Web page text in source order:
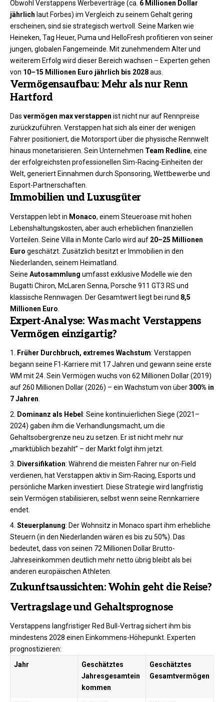
Obwohl Verstappens Werbeverträge (ca. 6 Millionen Dollar
jährlich laut Forbes) im Vergleich zu seinem Gehalt gering
erscheinen, sind sie strategisch wertvoll. Seine Marken wie
Heineken, Tag Heuer, Puma und HelloFresh profitieren von seiner
jungen, globalen Fangemeinde. Mit zunehmendem Alter und
weiterem Erfolg wird dieser Bereich wachsen – Experten gehen
von 10–15 Millionen Euro jährlich bis 2028aus.
Vermögensaufbau: Mehr als nur Renn
Hartford
Das vermögen max verstappen ist nicht nur auf Rennpreise
zurückzuführen. Verstappen hat sich als einer der wenigen
Fahrer positioniert, die Motorsport über die physische Rennwelt
hinaus monetarisieren. Sein Unternehmen Team Redline, eine
der erfolgreichsten professionellen Sim-Racing-Einheiten der
Welt, generiert Einnahmen durch Sponsoring, Wettbewerbe und
Esport-Partnerschaften.
Immobilien und Luxusgüter
Verstappen lebt in Monaco, einem Steueroase mit hohen
Lebenshaltungskosten, aber auch erheblichen finanziellen
Vorteilen. Seine Villa in Monte Carlo wird auf 20–25 Millionen
Euro geschätzt. Zusätzlich besitzt er Immobilien in den
Niederlanden, seinem Heimatland.
Seine Autosammlung umfasst exklusive Modelle wie den
Bugatti Chiron, McLaren Senna, Porsche 911 GT3 RS und
klassische Rennwagen. Der Gesamtwert liegt bei rund 8,5
Millionen Euro
Expert-Analyse: Was macht Verstappens
Vermögen einzigartig?
Früher Durchbruch, extremes Wachstum: Verstappen
begann seine F1-Karriere mit 17 Jahren und gewann seine erste
WM mit 24. Sein Vermögen wuchs von 62 Millionen Dollar (2019)
auf 260 Millionen Dollar (2026) – ein Wachstum von über300% in
7 Jahren
Dominanz als Hebel : Seine kontinuierlichen Siege (2021–
2024) gaben ihm die Verhandlungsmacht, um die
Gehaltsobergrenze neu zu setzen. Er ist nicht mehr nur
„marktüblich bezahlt” – der Markt folgt ihm jetzt.
Diversifikation: Während die meisten Fahrer nur on-Field
verdienen, hat Verstappen aktiv in Sim-Racing, Esports und
persönliche Marken investiert. Diese Strategie wird langfristig
sein Vermögen stabilisieren, selbst wenn seine Rennkarriere
endet.
Steuerplanung: Der Wohnsitz in Monaco spart ihm erhebliche
Steuern (in den Niederlanden wären es bis zu 50%). Das
bedeutet, dass von seinen 72 Millionen Dollar Brutto-
Jahreseinkommen deutlich mehr netto übrig bleibt als bei
anderen europäischen Athleten.
Zukunftsaussichten: Wohin geht die Reise?
Vertragslage und Gehaltsprognose
Verstappens langfristiger Red Bull-Vertrag sichert ihm bis
mindestens 2028 einen Einkommens-Höhepunkt. Experten
prognostizieren:
Jahr
Geschätztes
Jahresgesamtein
kommen
Geschätztes
Gesamtvermögen